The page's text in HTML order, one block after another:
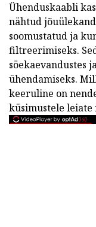
Ühenduskaabli
nähtud
soomustatud ja
filtreerimiseks.
söekaevandustes
ühendamiseks.
keeruline on
küsimustele leiate